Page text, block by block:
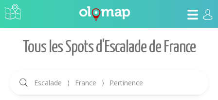
Tous les Spots d'Escalade de France
Escalade ⟩ France ⟩ Pertinence